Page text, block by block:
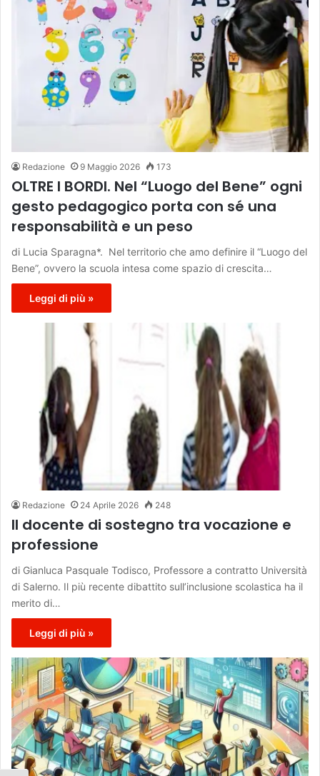
Redazione 9 Maggio 2026 173
OLTRE I BORDI. Nel “Luogo del Bene” ogni
gesto pedagogico porta con sé una
responsabilità e un peso
di Lucia Sparagna*. Nel territorio che amo definire il “Luogo del
Bene”, ovvero la scuola intesa come spazio di crescita…
Leggi di più »
Redazione 24 Aprile 2026 248
Il docente di sostegno tra vocazione e
professione
di Gianluca Pasquale Todisco, Professore a contratto Università
di Salerno. Il più recente dibattito sull’inclusione scolastica ha il
merito di…
Leggi di più »